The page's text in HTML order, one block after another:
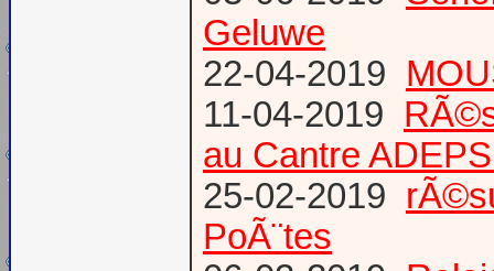
Geluwe
22-04-2019
11-04-2019
au Cantre
25-02-2019
PoÃ¨tes